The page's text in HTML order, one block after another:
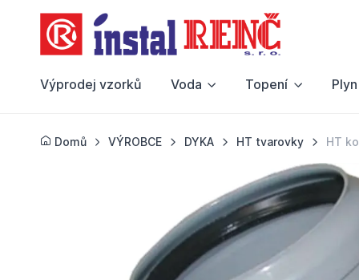
Výprodej vzorků Voda Topení Plyn
Domů VÝROBCE DYKA HT tvarovky HT